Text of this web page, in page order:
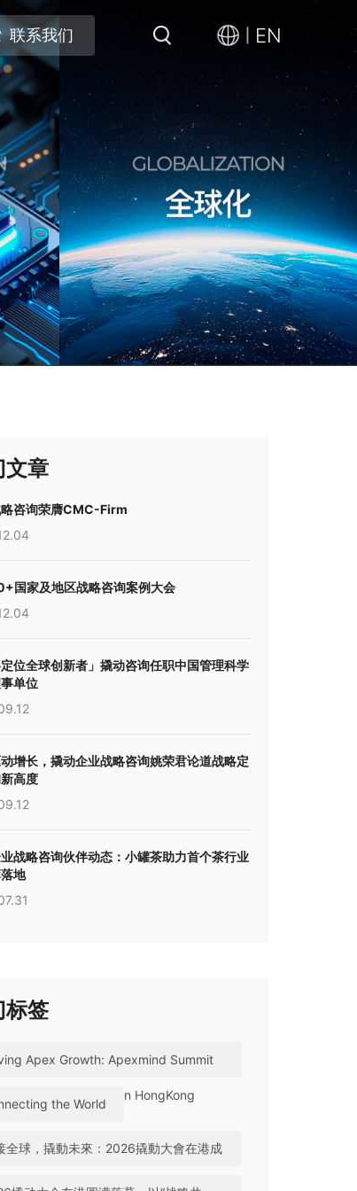
联系我们 EN
文章
咨询荣膺CMC-Firm
国家及地区战略咨询案例大会
定位全球创新者」撬动咨询任职中国管理科学
单位
增长，撬动企业战略咨询姚荣君论道战略定
高度
战略咨询伙伴动态：小罐茶助力首个茶行业
地
标签
Apex Growth: Apexmind Summit
Successfully Held in HongKong
the World
全球，撬動未來：2026撬動大會在港成
辦